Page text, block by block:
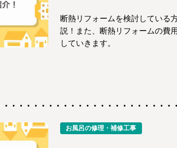
断熱リフォームを検討している
説！また、断熱リフォームの費
していきます。
お風呂の修理・補修工事